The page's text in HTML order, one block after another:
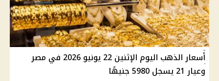
أسعار الذهب اليوم الإثنين 22 يونيو 2026 في مصر
وعيار 21 يسجل 5980 جنيهًا